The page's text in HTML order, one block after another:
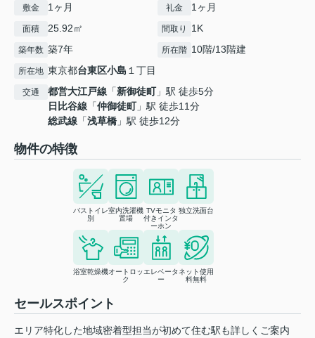
敷金 1ヶ月 礼金 1ヶ月
面積 25.92㎡ 間取り 1K
築年数 築7年 所在階 10階/13階建
所在地 東京都台東区小島 １丁目
交通 都営大江戸線 「新御徒町」駅 徒歩5分
日比谷線 「仲御徒町」駅 徒歩11分
総武線 「浅草橋 」駅 徒歩12分
物件の特徴
バストイレ
別
室内洗濯機
置場
TVモニタ
付きインタ
ーホン
独立洗面台
浴室乾燥機オートロッ
ク
エレベータ
ー
ネット使用
料無料
セールスポイント
エリア特化した地域密着型担当が初めて住む駅も詳しくご案内